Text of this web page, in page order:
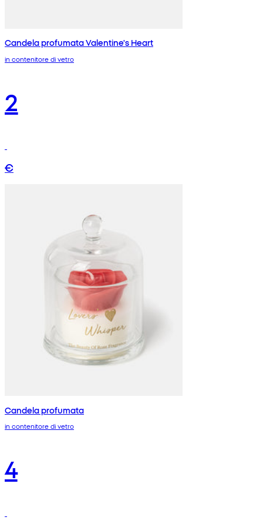
Candela profumata Valentine's Heart
in contenitore di vetro
2
€
Candela profumata
in contenitore di vetro
4